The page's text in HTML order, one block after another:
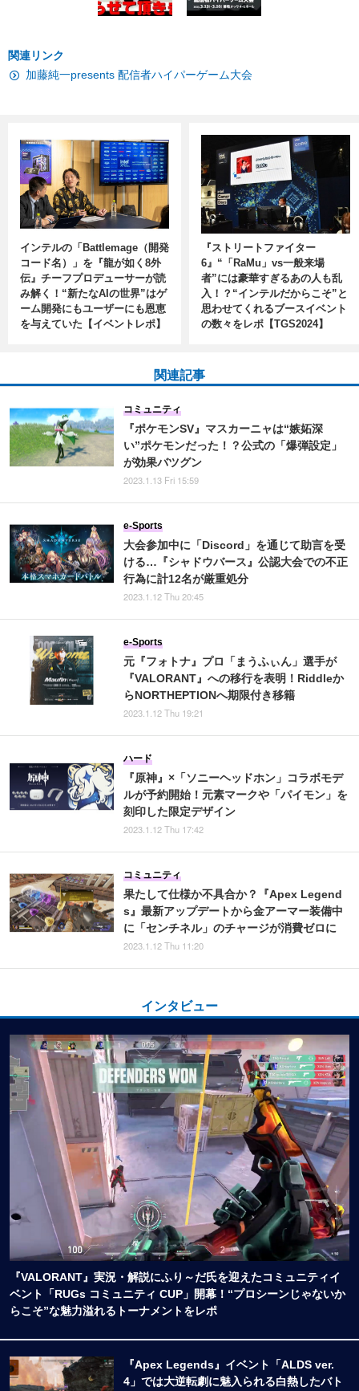
関連リンク
加藤純一presents 配信者ハイパーゲーム大会
インテルの「Battlemage（開発
コード名）」を『龍が如く8外
伝』チーフプロデューサーが読
み解く！“新たなAIの世界”はゲ
ーム開発にもユーザーにも恩恵
を与えていた【イベントレポ】
『ストリートファイター
6』“「RaMu」vs一般来場
者”には豪華すぎるあの人も乱
入！？“インテルだからこそ”と
思わせてくれるブースイベント
の数々をレポ【TGS2024】
関連記事
『ポケモンSV』マスカーニャは“嫉妬深
い”ポケモンだった！？公式の「爆弾設定」
が効果バツグン
コミュニティ
2023.1.13 Fri 15:59
大会参加中に「Discord」を通じて助言を受
ける…『シャドウバース』公認大会での不正
行為に計12名が厳重処分
e-Sports
2023.1.12 Thu 20:45
元『フォトナ』プロ「まうふぃん」選手が
『VALORANT』への移行を表明！Riddleか
らNORTHEPTIONへ期限付き移籍
e-Sports
2023.1.12 Thu 19:21
『原神』×「ソニーヘッドホン」コラボモデ
ルが予約開始！元素マークや「パイモン」を
刻印した限定デザイン
ハード
2023.1.12 Thu 17:42
果たして仕様か不具合か？『Apex Legend
s』最新アップデートから金アーマー装備中
に「センチネル」のチャージが消費ゼロに
コミュニティ
2023.1.12 Thu 11:20
インタビュー
『VALORANT』実況・解説にふり～だ氏を迎えたコミュニティイ
ベント「RUGs コミュニティ CUP」開幕！“プロシーンじゃないか
らこそ”な魅力溢れるトーナメントをレポ
『Apex Legends』イベント「ALDS ver.
4」では大逆転劇に魅入られる白熱したバト